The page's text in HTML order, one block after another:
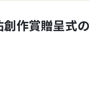
作賞贈呈式